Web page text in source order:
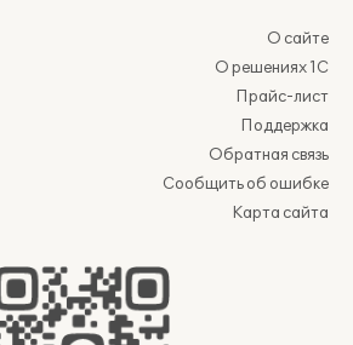
О сайте
О решениях 1С
Прайс-лист
Поддержка
Обратная связь
Сообщить об ошибке
Карта сайта